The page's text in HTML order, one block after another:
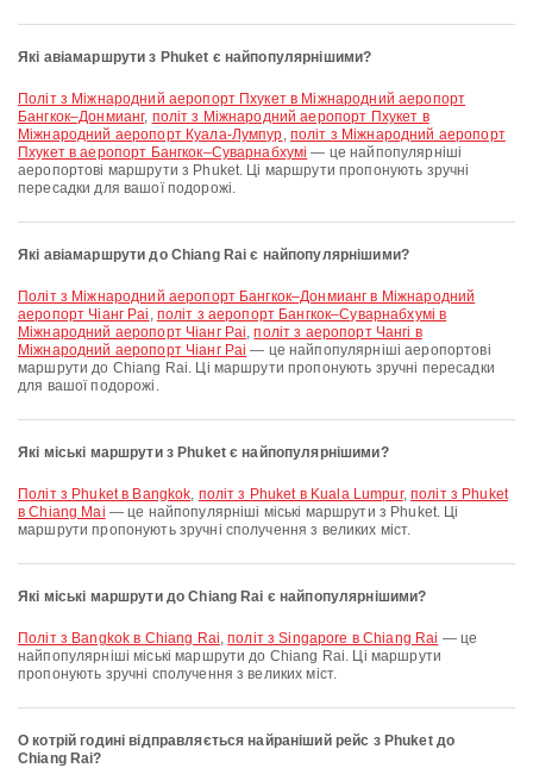
Які авіамаршрути з Phuket є найпопулярнішими?
політ з Міжнародний аеропорт Пхукет в Міжнародний аеропорт
Бангкок–Донмианг, політ з Міжнародний аеропорт Пхукет в
Міжнародний аеропорт Куала-Лумпур, політ з Міжнародний аеропорт
Пхукет в аеропорт Бангкок–Суварнабхумі — це найпопулярніші
аеропортові маршрути з Phuket. Ці маршрути пропонують зручні
пересадки для вашої подорожі.
Які авіамаршрути до Chiang Rai є найпопулярнішими?
політ з Міжнародний аеропорт Бангкок–Донмианг в Міжнародний
аеропорт Чіанг Раі , політ з аеропорт Бангкок–Суварнабхумі в
Міжнародний аеропорт Чіанг Раі,політ з аеропорт Чангі в
Міжнародний аеропорт Чіанг Раі — це найпопулярніші аеропортові
маршрути до Chiang Rai. Ці маршрути пропонують зручні пересадки
для вашої подорожі.
Які міські маршрути з Phuket є найпопулярнішими?
політ з Phuket в Bangkok, політ з Phuket в Kuala Lumpur, політ з Phuket
в Chiang Mai — це найпопулярніші міські маршрути з Phuket. Ці
маршрути пропонують зручні сполучення з великих міст.
Які міські маршрути до Chiang Rai є найпопулярнішими?
політ з Bangkok в Chiang Rai,політ з Singapore в Chiang Rai — це
найпопулярніші міські маршрути до Chiang Rai. Ці маршрути
пропонують зручні сполучення з великих міст.
О котрій годині відправляється найраніший рейс з Phuket до
Chiang Rai?